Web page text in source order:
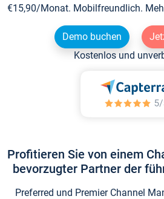
€15,90/Monat. Mobilfreundlich.
Demo buchen
Kostenlos und
Profitieren Sie von einem
bevorzugter Partner der
Preferred und Premier Channel